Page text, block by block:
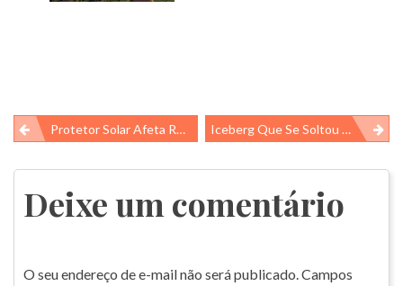
Navegação
de
Post
Protetor Solar Afeta Recifes De Corais Iceberg Que Se Soltou Da Antártida Revelou Ecossistema Escondido Há Milhares De Anos
Deixe um comentário
O seu endereço de e-mail não será publicado.Campos